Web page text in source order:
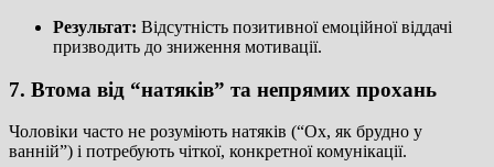
Результат: Відсутність позитивної емоційної віддачі
призводить до зниження мотивації.
7. Втома від “натяків” та непрямих прохань
Чоловіки часто не розуміють натяків (“Ох, як брудно у
ванній”) і потребують чіткої, конкретної комунікації.